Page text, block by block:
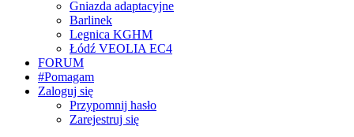
Gniazda adaptacyjne
Barlinek
Legnica KGHM
Łódź VEOLIA EC4
FORUM
#Pomagam
Zaloguj się
Przypomnij hasło
Zarejestruj się